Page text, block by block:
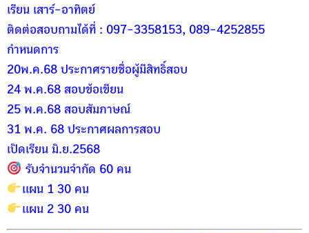
เรียน เสาร์-อาทิตย์
ติดต่อสอบถามได้ที่ : 097-3358153, 089-4252855
กำหนดการ
20พ.ค.68 ประกาศรายชื่อผู้มีสิทธิ์สอบ
24 พ.ค.68 สอบข้อเขียน
25 พ.ค.68 สอบสัมภาษณ์
31 พ.ค. 68 ประกาศผลการสอบ
เปิดเรียน มิ.ย.2568
รับจำนวนจำกัด 60 คน
เเผน 1 30 คน
เเผน 2 30 คน